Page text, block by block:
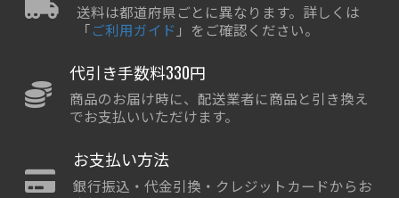
送料は都道府県ごとに異なります。詳しくは
「ご利用ガイド 」をご確認ください。
代引き手数料330円
商品のお届け時に、配送業者に商品と引き換え
でお支払いいただけます。
お支払い方法
銀行振込・代金引換・クレジットカードからお